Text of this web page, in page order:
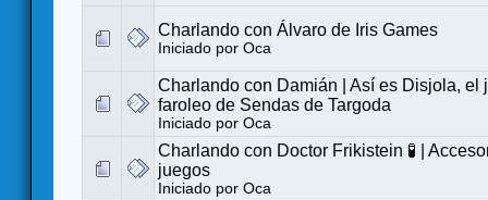
Charlando con Álvaro de Iris Games
Iniciado por Oca
Charlando con Damián | Así es Disjola, el
faroleo de Sendas de Targoda
Iniciado por Oca
Charlando con Doctor Frikistein 🧪 |
juegos
Iniciado por Oca